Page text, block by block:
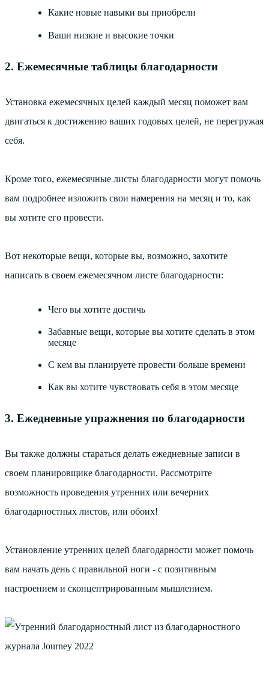
Какие новые навыки вы приобрели
Ваши низкие и высокие точки
2. Ежемесячные таблицы благодарности
Установка ежемесячных целей каждый месяц поможет вам
двигаться к достижению ваших годовых целей, не перегружая
себя.
Кроме того, ежемесячные листы благодарности могут помочь
вам подробнее изложить свои намерения на месяц и то, как
вы хотите его провести.
Вот некоторые вещи, которые вы, возможно, захотите
написать в своем ежемесячном листе благодарности:
Чего вы хотите достичь
Забавные вещи, которые вы хотите сделать в этом
месяце
С кем вы планируете провести больше времени
Как вы хотите чувствовать себя в этом месяце
3. Ежедневные упражнения по благодарности
Вы также должны стараться делать ежедневные записи в
своем планировщике благодарности. Рассмотрите
возможность проведения утренних или вечерних
благодарностных листов, или обоих!
Установление утренних целей благодарности может помочь
вам начать день с правильной ноги - с позитивным
настроением и сконцентрированным мышлением.